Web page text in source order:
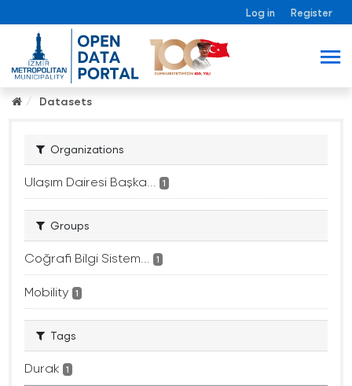
Log in Register
Datasets
Organizations
Ulaşım Dairesi Başka... 1
Groups
Coğrafi Bilgi Sistem... 1
Mobility 1
Tags
Durak 1